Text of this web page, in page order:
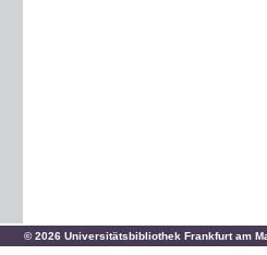
© 2026 Universitätsbibliothek Frankfurt am